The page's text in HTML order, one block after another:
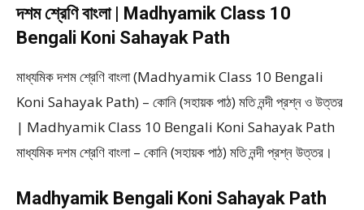
দশম শ্রেণি বাংলা | Madhyamik Class 10
Bengali Koni Sahayak Path
মাধ্যমিক দশম শ্রেণি বাংলা (Madhyamik Class 10 Bengali
Koni Sahayak Path) – কোনি (সহায়ক পাঠ) মতি নন্দী প্রশ্ন ও উত্তর
| Madhyamik Class 10 Bengali Koni Sahayak Path
মাধ্যমিক দশম শ্রেণি বাংলা – কোনি (সহায়ক পাঠ) মতি নন্দী প্রশ্ন উত্তর।
Madhyamik Bengali Koni Sahayak Path